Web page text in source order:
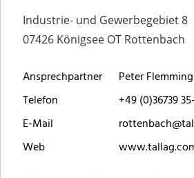
Industrie- und Gewerbegebiet 8
07426 Königsee OT Rottenbach
Ansprechpartner
Peter Flemming
Telefon
+49 (0)36739
E-Mail
Web